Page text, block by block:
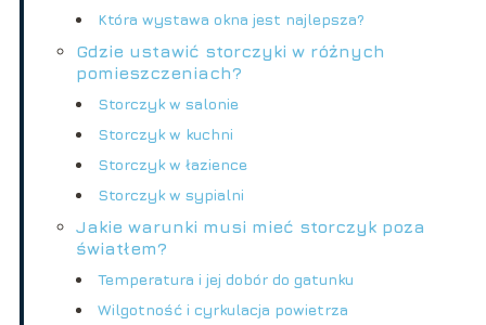
Która wystawa okna jest najlepsza?
Gdzie ustawić storczyki w różnych
pomieszczeniach?
Storczyk w salonie
Storczyk w kuchni
Storczyk w łazience
Storczyk w sypialni
Jakie warunki musi mieć storczyk poza
światłem?
Temperatura i jej dobór do gatunku
Wilgotność i cyrkulacja powietrza